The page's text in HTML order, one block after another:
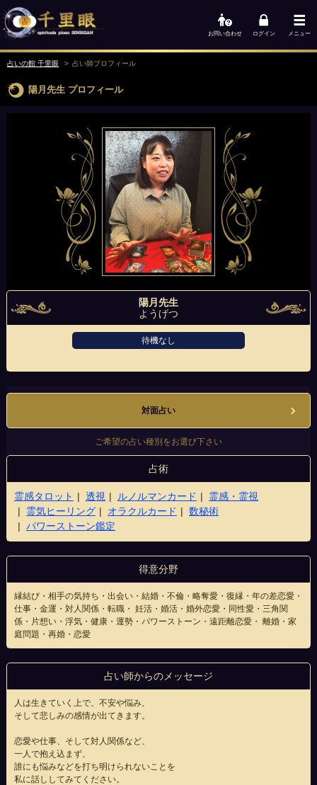
お問い合わせ ログイン メニュー
占いの館 千里眼 占い師プロフィール
陽月先生 プロフィール
陽月先生
ようげつ
待機なし
対面占い
ご希望の占い種別をお選び下さい
占術
霊感タロット 透視 ルノルマンカード
霊感・霊視
霊気ヒーリング
オラクルカード
数秘術
パワーストーン鑑定
得意分野
縁結び・相手の気持ち・出会い・結婚・不倫・略奪愛・復縁・年の差恋愛・
仕事・金運・対人関係・転職・ 妊活・婚活・婚外恋愛・同性愛・三角関
係・片想い・浮気・健康・運勢・パワーストーン・遠距離恋愛・ 離婚・家
庭問題・再婚・恋愛
占い師からのメッセージ
人は生きていく上で、不安や悩み、
そして悲しみの感情が出てきます。
恋愛や仕事、そして対人関係など、
一人で抱え込まず、
誰にも悩みなどを打ち明けられないことを
私に話ししてみてください。